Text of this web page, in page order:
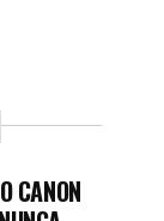
CANON